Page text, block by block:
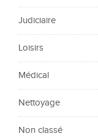
Judiciaire
Loisirs
Médical
Nettoyage
Non classé